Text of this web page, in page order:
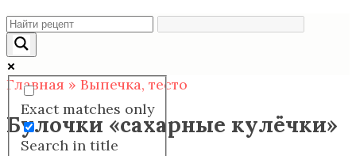
Exact matches only
Search in title
Главная » Выпечка, тесто
Булочки «сахарные кулёчки»